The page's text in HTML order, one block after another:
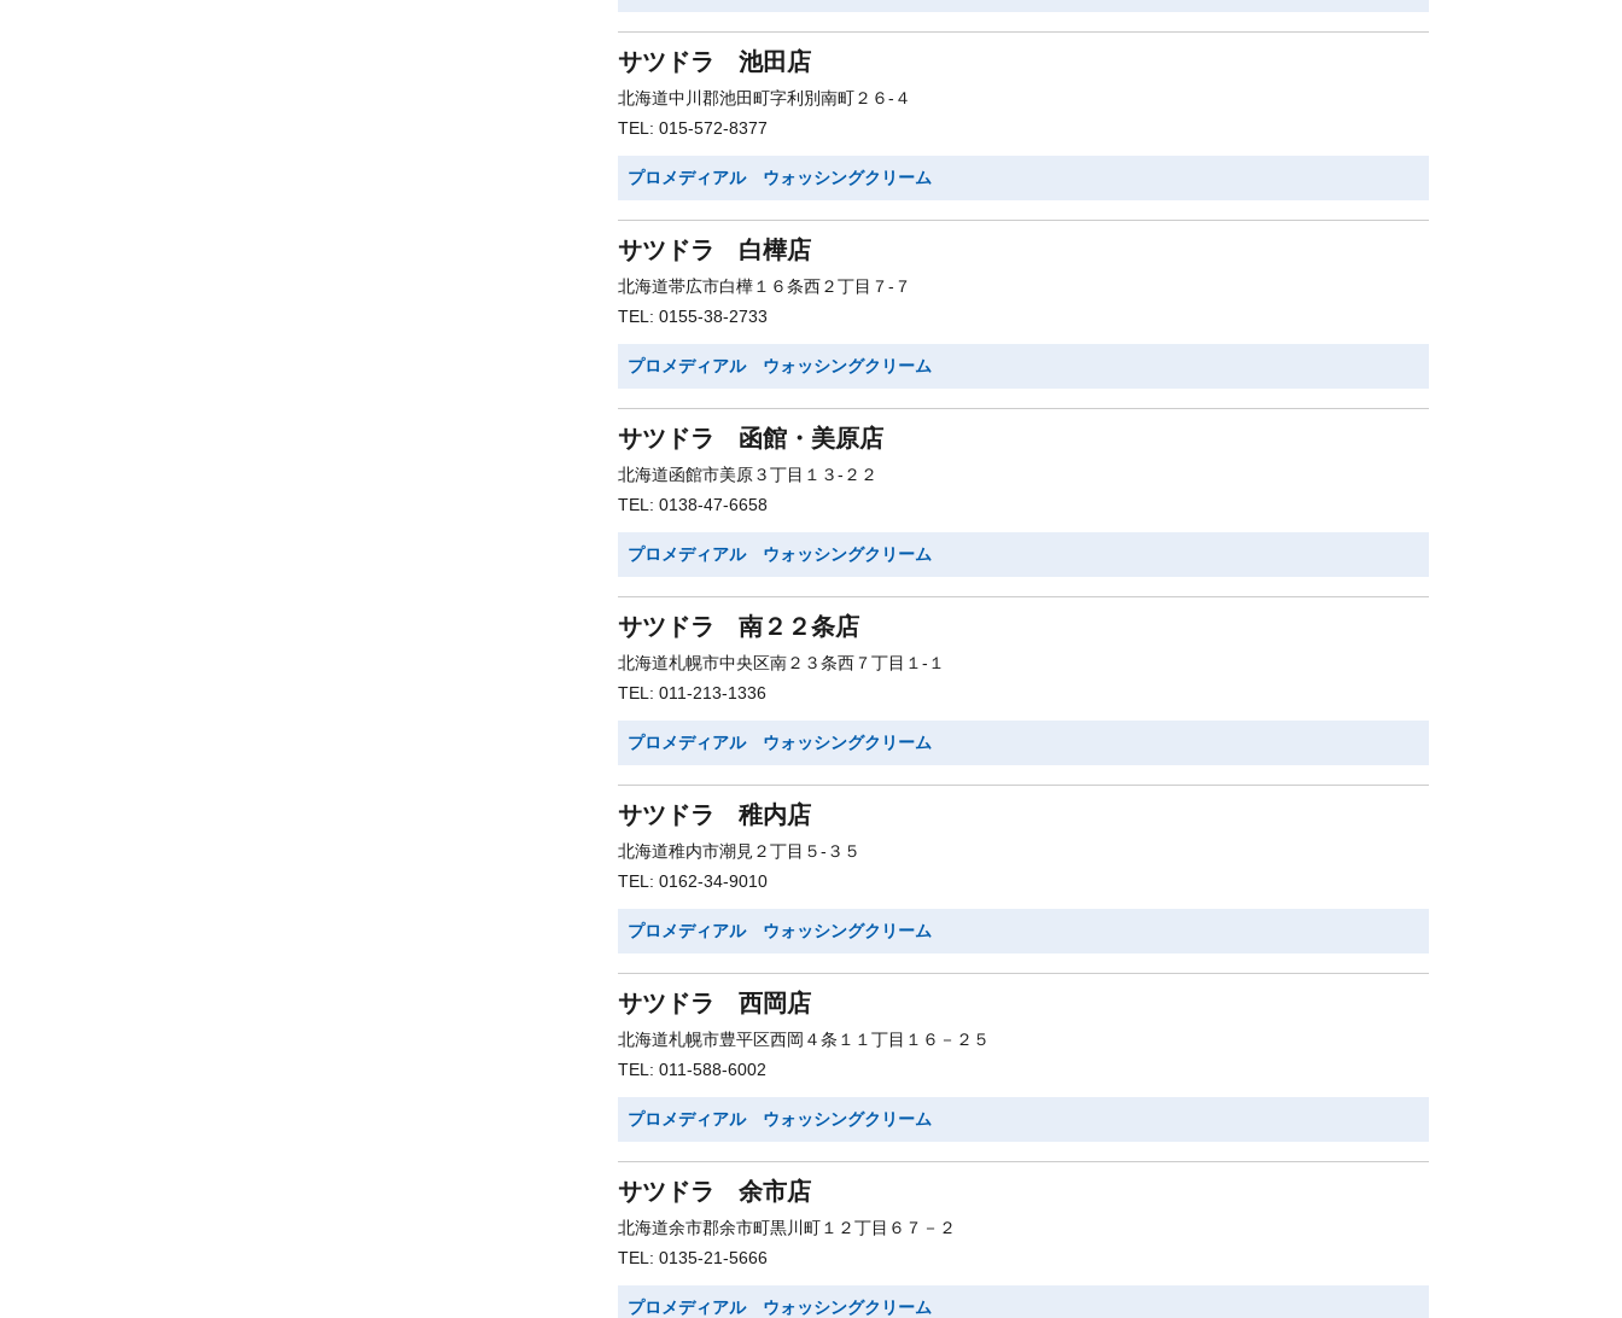
サツドラ 池田店
北海道中川郡池田町字利別南町２６-４
TEL: 015-572-8377
プロメディアル ウォッシングクリーム
サツドラ 白樺店
北海道帯広市白樺１６条西２丁目７-７
TEL: 0155-38-2733
プロメディアル ウォッシングクリーム
サツドラ 函館・美原店
北海道函館市美原３丁目１３-２２
TEL: 0138-47-6658
プロメディアル ウォッシングクリーム
サツドラ 南２２条店
北海道札幌市中央区南２３条西７丁目１-１
TEL: 011-213-1336
プロメディアル ウォッシングクリーム
サツドラ 稚内店
北海道稚内市潮見２丁目５-３５
TEL: 0162-34-9010
プロメディアル ウォッシングクリーム
サツドラ 西岡店
北海道札幌市豊平区西岡４条１１丁目１６－２５
TEL: 011-588-6002
プロメディアル ウォッシングクリーム
サツドラ 余市店
北海道余市郡余市町黒川町１２丁目６７－２
TEL: 0135-21-5666
プロメディアル ウォッシングクリーム